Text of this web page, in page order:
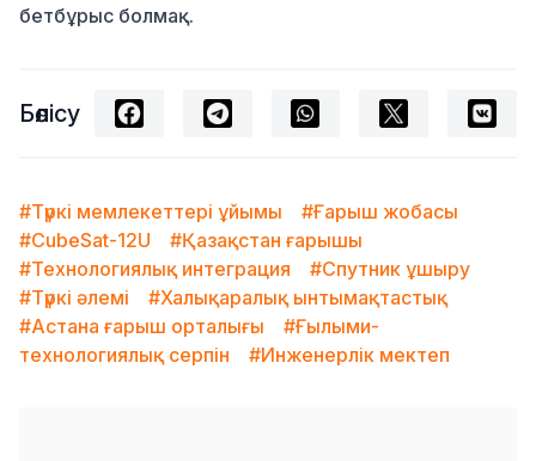
бетбұрыс болмақ.
Бөлісу
#Түркі мемлекеттері ұйымы
#Ғарыш жобасы
#CubeSat-12U
#Қазақстан ғарышы
#Технологиялық интеграция
#Спутник ұшыру
#Түркі әлемі
#Халықаралық ынтымақтастық
#Астана ғарыш орталығы
#Ғылыми-
технологиялық серпін
#Инженерлік мектеп